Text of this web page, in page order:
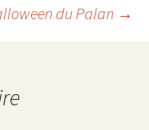
du Palan →